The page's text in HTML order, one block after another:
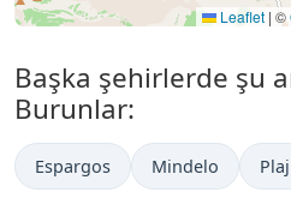
Leaflet | ©
Başka şehirlerde şu
Burunlar:
Espargos Mindelo Plaj